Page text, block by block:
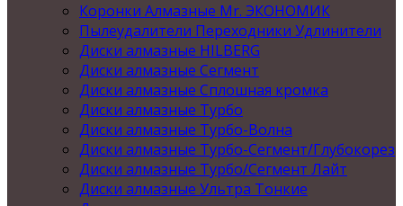
Коронки Алмазные Mr. ЭКОНОМИК
Пылеудалители Переходники Удлинители
Диски алмазные HILBERG
Диски алмазные Сегмент
Диски алмазные Сплошная кромка
Диски алмазные Турбо
Диски алмазные Турбо-Волна
Диски алмазные Турбо-Сегмент/Глубокорез
Диски алмазные Турбо/Сегмент Лайт
Диски алмазные Ультра Тонкие